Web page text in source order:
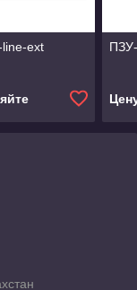
ext